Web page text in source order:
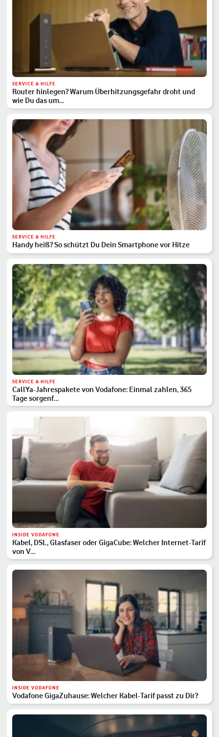
SERVICE & HILFE
Router hinlegen? Warum Überhitzungsgefahr droht und
wie Du das um…
SERVICE & HILFE
Handy heiß? So schützt Du Dein Smartphone vor Hitze
SERVICE & HILFE
CallYa-Jahrespakete von Vodafone: Einmal zahlen, 365
Tage sorgenf…
INSIDE VODAFONE
Kabel, DSL, Glasfaser oder GigaCube: Welcher Internet-Tarif
von V…
INSIDE VODAFONE
Vodafone GigaZuhause: Welcher Kabel-Tarif passt zu Dir?